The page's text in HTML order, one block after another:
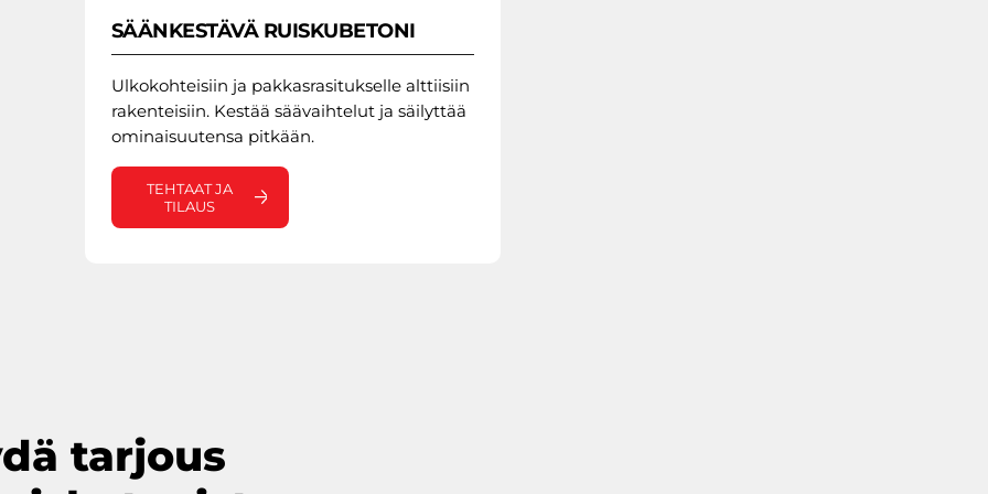
SÄÄNKESTÄVÄ RUISKUBETONI
Ulkokohteisiin ja pakkasrasitukselle alttiisiin
rakenteisiin. Kestää säävaihtelut ja säilyttää
ominaisuutensa pitkään.
TEHTAAT JA
TILAUS
tarjous